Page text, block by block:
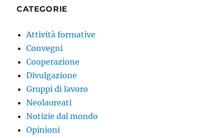
CATEGORIE
Attività formative
Convegni
Cooperazione
Divulgazione
Gruppi di lavoro
Neolaureati
Notizie dal mondo
Opinioni